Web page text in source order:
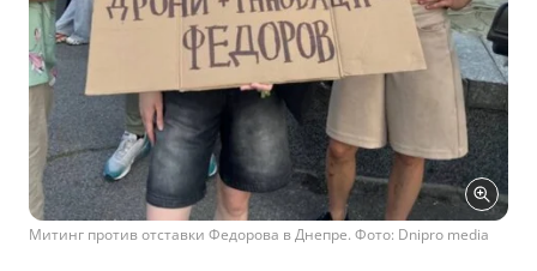
Митинг против отставки Федорова в Днепре. Фото: Dnipro media